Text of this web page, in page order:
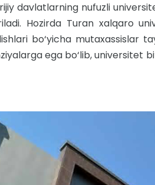
davlatlarning nufuzli
Hozirda Turan xalqaro
bo‘yicha mutaxassislar
ega bo‘lib, universitet